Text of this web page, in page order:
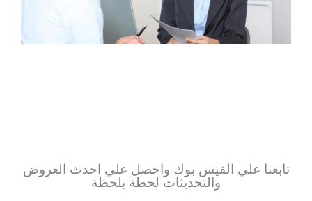
تابعنا علي الفيس بوك واحصل علي احدث العروض
والتحديثات لحظة بلحظة